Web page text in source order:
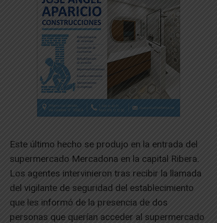
Este último hecho se produjo en la entrada del
supermercado Mercadona en la capital Ribera.
Los agentes intervinieron tras recibir la llamada
del vigilante de seguridad del establecimiento
que les informó de la presencia de dos
personas que querían acceder al supermercado